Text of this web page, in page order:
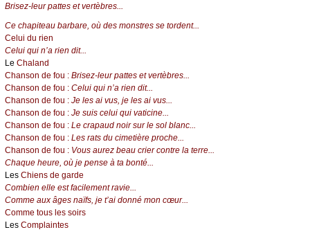
Brisez-leur pattes et vertèbres...
Ce chapiteau barbare, où des monstres se tordent...
Celui du rien
Celui qui n’a rien dit...
Le Chaland
Chanson de fou : Brisez-leur pattes et vertèbres...
Chanson de fou : Celui qui n’a rien dit...
Chanson de fou : Je les ai vus, je les ai vus...
Chanson de fou : Je suis celui qui vaticine...
Chanson de fou : Le crapaud noir sur le sol blanc...
Chanson de fou : Les rats du cimetière proche...
Chanson de fou : Vous aurez beau crier contre la terre...
Chaque heure, où je pense à ta bonté...
Les Chiens de garde
Combien elle est facilement ravie...
Comme aux âges naïfs, je t’ai donné mon cœur...
Comme tous les soirs
Les Complaintes